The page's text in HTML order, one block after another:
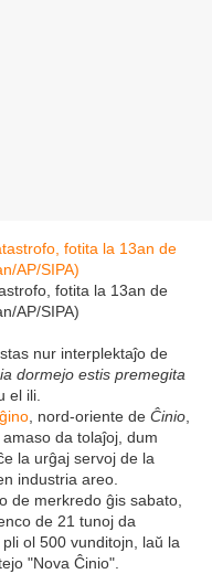
fotita la 13an de
AP/SIPA)
nur interplektaĵo de
dormejo estis premegita
el ili.
, nord-oriente de Ĉinio
da tolaĵoj, dum
la urĝaj servoj de la
industria areo.
de merkredo ĝis sabato,
de 21 tunoj da
ol 500 vunditojn, laŭ la
"Nova Ĉinio".